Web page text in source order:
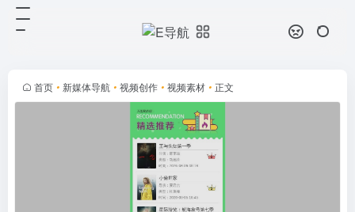
首页 • 新媒体导航 • 视频创作 • 视频素材 • 正文
作者。界面简洁，支持快速搜索和一
键下载，素材定期更新，满足多样化
创作需求，是高效获取视频资源的